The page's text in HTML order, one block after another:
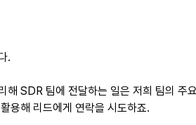
.
해 SDR 팀에 전달하는 일은 저희 팀의 주
용해 리드에게 연락을 시도하죠.